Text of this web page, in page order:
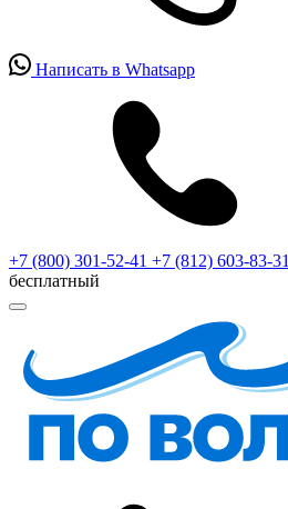
Написать в Whatsapp
+7 (800) 301-52-41 +7 (812) 603-83-31
бесплатный